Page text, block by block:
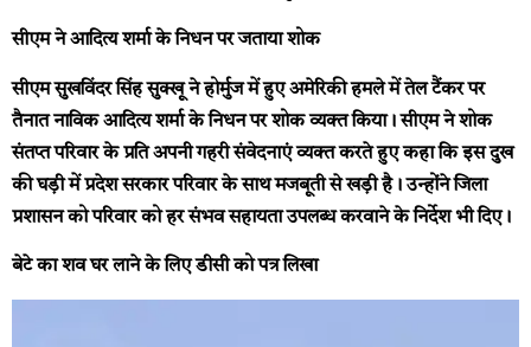
सीएम ने आदित्य शर्मा के निधन पर जताया शोक
सीएम सुखविंदर सिंह सुक्खू ने होर्मुज में हुए अमेरिकी हमले में तेल टैंकर पर
तैनात नाविक आदित्य शर्मा के निधन पर शोक व्यक्त किया। सीएम ने शोक
संतप्त परिवार के प्रति अपनी गहरी संवेदनाएं व्यक्त करते हुए कहा कि इस दुख
की घड़ी में प्रदेश सरकार परिवार के साथ मजबूती से खड़ी है। उन्होंने जिला
प्रशासन को परिवार को हर संभव सहायता उपलब्ध करवाने के निर्देश भी दिए।
बेटे का शव घर लाने के लिए डीसी को पत्र लिखा